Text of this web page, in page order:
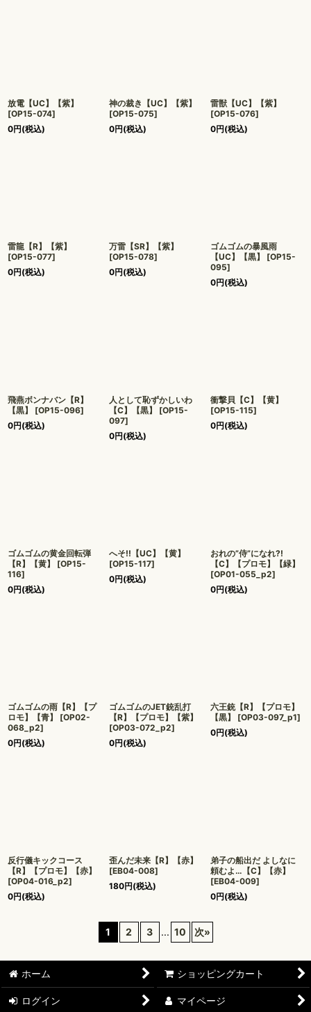
放電【UC】【紫】
[OP15-074]
0円(税込)
神の裁き【UC】【紫】
[OP15-075]
0円(税込)
雷獣【UC】【紫】
[OP15-076]
0円(税込)
雷龍【R】【紫】
[OP15-077]
0円(税込)
万雷【SR】【紫】
[OP15-078]
0円(税込)
ゴムゴムの暴風雨
【UC】【黒】
[OP15-
095]
0円(税込)
飛燕ボンナバン【R】
【黒】
[OP15-096]
0円(税込)
人として恥ずかしいわ
【C】【黒】
[OP15-
097]
0円(税込)
衝撃貝【C】【黄】
[OP15-115]
0円(税込)
ゴムゴムの黄金回転弾
【R】【黄】
[OP15-
116]
0円(税込)
へそ!!【UC】【黄】
[OP15-117]
0円(税込)
おれの”侍”になれ?!
【C】【プロモ】【緑】
[OP01-055_p2]
0円(税込)
ゴムゴムの雨【R】【プ
ロモ】【青】
[OP02-
068_p2]
0円(税込)
ゴムゴムのJET銃乱打
【R】【プロモ】【紫】
[OP03-072_p2]
0円(税込)
六王銃【R】【プロモ】
【黒】
[OP03-097_p1]
0円(税込)
反行儀キックコース
【R】【プロモ】【赤】
[OP04-016_p2]
0円(税込)
歪んだ未来【R】【赤】
[EB04-008]
180円(税込)
弟子の船出だ よしなに
頼むよ…【C】【赤】
[EB04-009]
0円(税込)
1 2 3 ... 10 次»
ホーム ショッピングカート
ログイン マイページ